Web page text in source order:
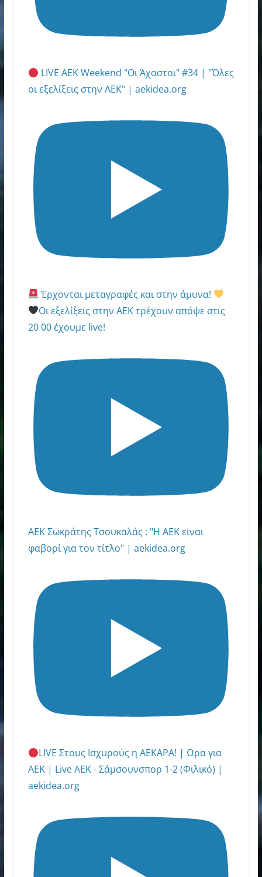
LIVE AEK Weekend "Οι Άχαστοι" #34 | "Όλες
οι εξελίξεις στην ΑΕΚ" | aekidea.org
Έρχονται μεταγραφές και στην άμυνα!
Οι εξελίξεις στην ΑΕΚ τρέχουν απόψε στις
20 00 έχουμε live!
AEK Σωκράτης Τσουκαλάς : "Η ΑΕΚ είναι
φαβορί για τον τίτλο" | aekidea.org
LIVE Στους Ισχυρούς η ΑΕΚΑΡΑ! | Ωρα για
ΑΕΚ | Live ΑΕΚ - Σάμσουνσπορ 1-2 (Φιλικό) |
aekidea.org